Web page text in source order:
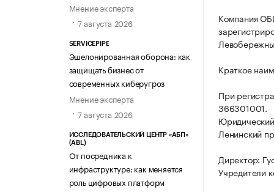
Мнение эксперта
7 августа 2026
SERVICEPIPE
Эшелонированная оборона: как
защищать бизнес от
современных киберугроз
Мнение эксперта
7 августа 2026
ИССЛЕДОВАТЕЛЬСКИЙ ЦЕНТР «АБП»
(ABL)
От посредника к
инфраструктуре: как меняется
роль цифровых платформ
Компания
Краткое
При
366301001.
Ленинский
Директор:
Учредители